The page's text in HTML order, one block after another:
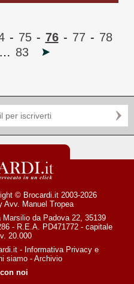
- 75 - 76 - 77 - 78
… 83
© Brocardi.it 2003-2026
Avv. Manuel Tropea
da Padova 22, 35139
- R.E.A. PD471772 - capitale
20.000
- Informativa Privacye
siamo - Archivio
noi